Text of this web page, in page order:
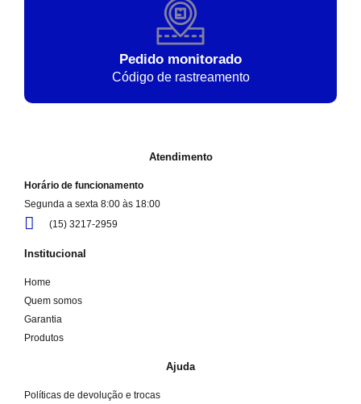
Pedido monitorado
Código de rastreamento
Atendimento
Horário de funcionamento
Segunda a sexta 8:00 às 18:00
(15) 3217-2959
Institucional
Home
Quem somos
Garantia
Produtos
Ajuda
Políticas de devolução e trocas